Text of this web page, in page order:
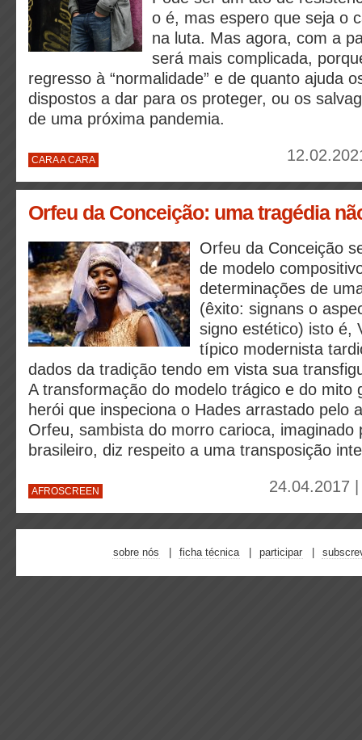
o é, mas espero que seja o
na luta. Mas agora, com a
será mais complicada,
regresso à “normalidade” e de quanto ajuda
dispostos a dar para os proteger, ou os
de uma próxima pandemia.
CARA A CARA
Orfeu da Conceição: uma tragédia
Orfeu da Conceição
de modelo
determinações de
(êxito: signans o
signo estético) isto é,
típico modernista
dados da tradição tendo em vista sua
A transformação do modelo trágico e do mito
herói que inspeciona o Hades arrastado pelo
Orfeu, sambista do morro carioca, imaginado
brasileiro, diz respeito a uma transposição
AFROSCREEN 24.04.2017
sobre nós ficha técnica participar